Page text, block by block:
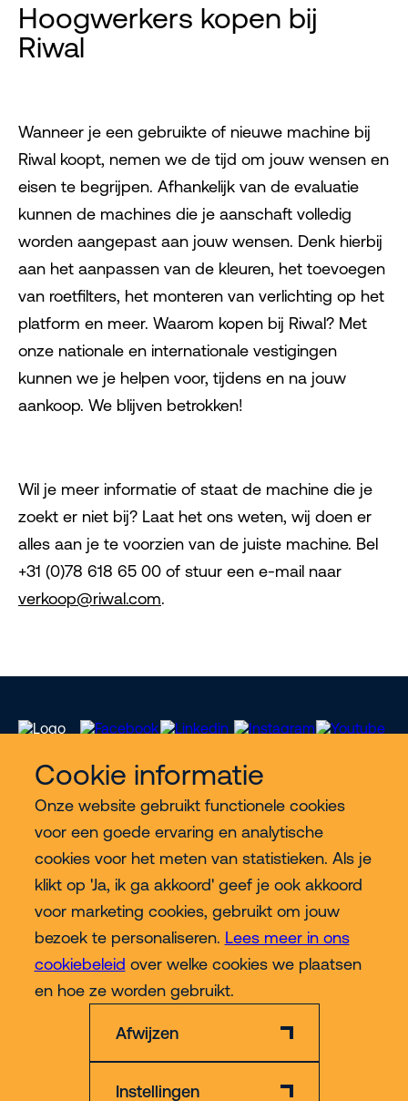
Cookie informatie
Onze website gebruikt functionele cookies
voor een goede ervaring en analytische
cookies voor het meten van statistieken. Als je
klikt op 'Ja, ik ga akkoord' geef je ook akkoord
voor marketing cookies, gebruikt om jouw
bezoek te personaliseren. Lees meer in ons
cookiebeleid over welke cookies we plaatsen
en hoe ze worden gebruikt.
Afwijzen
Instellingen
Hoogwerkers kopen bij
Riwal
Wanneer je een gebruikte of nieuwe machine bij
Riwal koopt, nemen we de tijd om jouw wensen en
eisen te begrijpen. Afhankelijk van de evaluatie
kunnen de machines die je aanschaft volledig
worden aangepast aan jouw wensen. Denk hierbij
aan het aanpassen van de kleuren, het toevoegen
van roetfilters, het monteren van verlichting op het
platform en meer. Waarom kopen bij Riwal? Met
onze nationale en internationale vestigingen
kunnen we je helpen voor, tijdens en na jouw
aankoop. We blijven betrokken!
Wil je meer informatie of staat de machine die je
zoekt er niet bij? Laat het ons weten, wij doen er
alles aan je te voorzien van de juiste machine. Bel
+31 (0)78 618 65 00 of stuur een e-mail naar
verkoop@riwal.com.
Meer Riwal
Industries
Contact
Meer